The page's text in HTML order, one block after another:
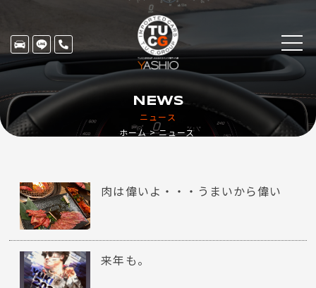
ニュース
NEWS
ホーム ニュース
肉は偉いよ・・・うまいから偉い
来年も。